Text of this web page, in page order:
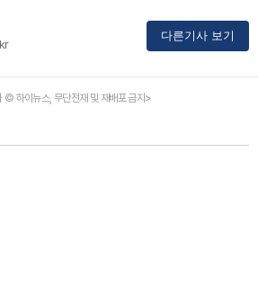
다른기사 보기
© 하이뉴스, 무단전재 및 재배포 금지>